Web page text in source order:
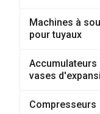
Machines à
pour tuyaux
Accumulateurs
vases
Compresseurs